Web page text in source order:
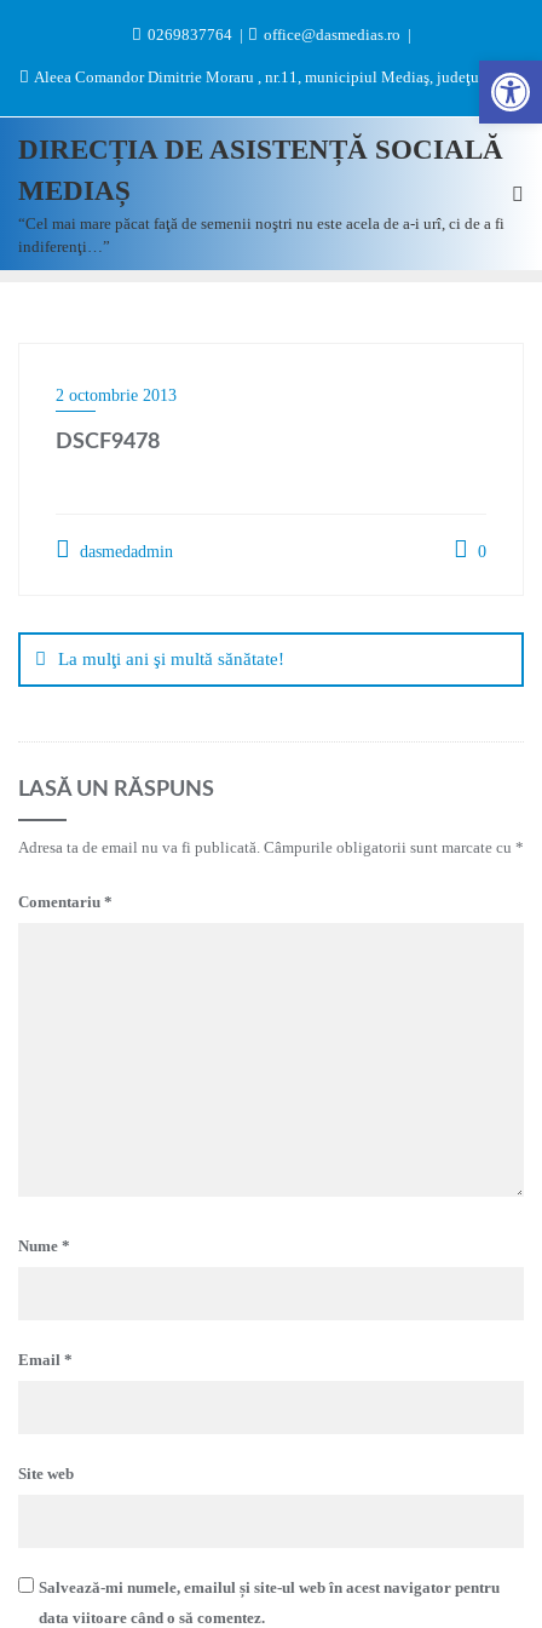
0269837764 office@dasmedias.ro
Aleea Comandor Dimitrie Moraru , nr.11, municipiul Mediaş, judeţul Sibiu
DIRECȚIA DE ASISTENȚĂ SOCIALĂ
MEDIAȘ
“Cel mai mare păcat faţă de semenii noştri nu este acela de a-i urî, ci de a fi
indiferenţi…”
2 octombrie 2013
DSCF9478
dasmedadmin 0
La mulţi ani şi multă sănătate!
LASĂ UN RĂSPUNS
Adresa ta de email nu va fi publicată. Câmpurile obligatorii sunt marcate cu *
Comentariu *
Nume *
Email *
Site web
Salvează-mi numele, emailul și site-ul web în acest navigator pentru
data viitoare când o să comentez.